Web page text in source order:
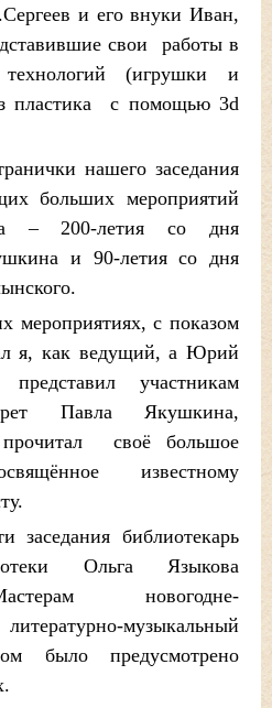
и его внуки Иван,
свои работы в
(игрушки и
пластика с помощью 3d
нашего заседания
больших мероприятий
– 200-летия со дня
и 90-летия со дня
мероприятиях, с показом
я, как ведущий, а Юрий
участникам
Павла Якушкина,
своё большое
известному
заседания библиотекарь
Ольга Языкова
новогодне-
музыкальный
было предусмотрено